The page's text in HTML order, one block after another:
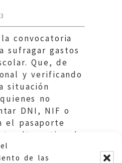
de las
convocatoria
sufragar gastos
Que, de
y verificando
situación
no
DNI, NIF o
el pasaporte
alternativo de
DGA